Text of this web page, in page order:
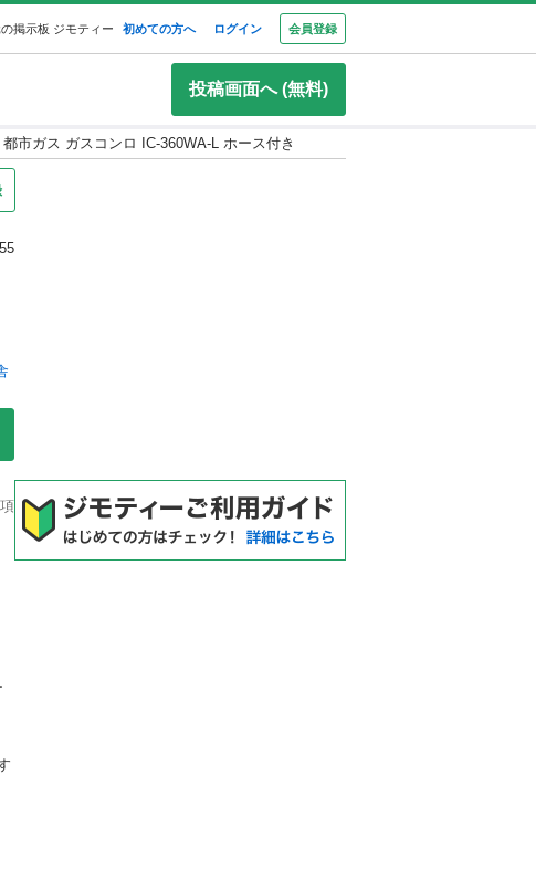
掲示板 ジモティー 初めての方へ ログイン 会員登録
投稿画面へ (無料)
市ガス ガスコンロ IC-360WA-L ホース付き